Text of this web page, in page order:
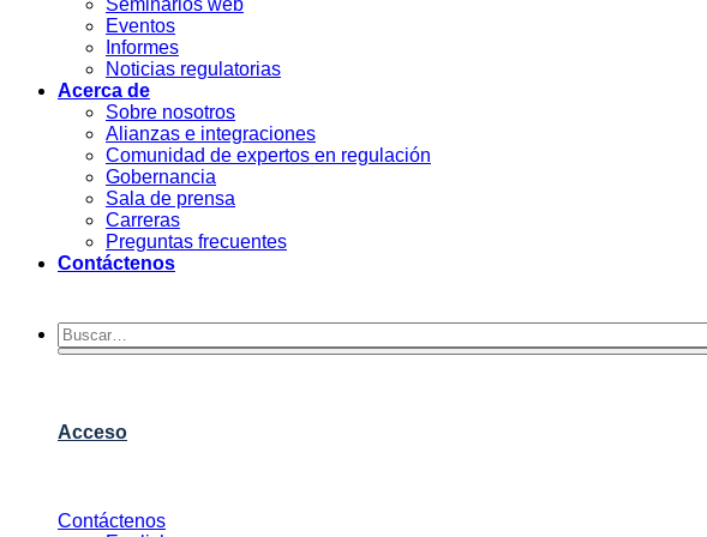
Seminarios web
Eventos
Informes
Noticias regulatorias
Acerca de
Sobre nosotros
Alianzas e integraciones
Comunidad de expertos en regulación
Gobernancia
Sala de prensa
Carreras
Preguntas frecuentes
Contáctenos
Acceso
Contáctenos